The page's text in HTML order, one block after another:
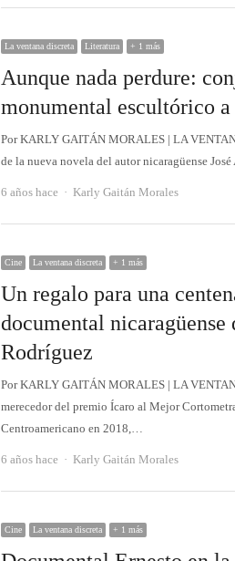
La ventana discreta Literatura + 1 más
Aunque nada perdure:
monumental escultórico
Por KARLY GAITÁN MORALES | LA
de la nueva novela del autor nicaragüense
6 años hace Autor
Karly Gaitán Morales
Cine La ventana discreta + 1 más
Un regalo para una
documental nicaragüense
Rodríguez
Por KARLY GAITÁN MORALES | LA
merecedor del premio Ícaro al Mejor
Centroamericano en 2018,…
6 años hace Autor
Karly Gaitán Morales
Cine La ventana discreta + 1 más